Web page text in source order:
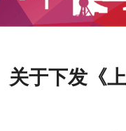
关于下发《